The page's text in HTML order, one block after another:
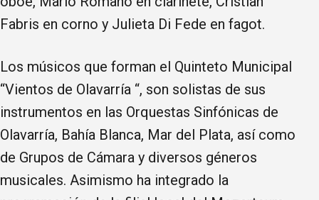
Fabris en corno y Julieta Di Fede en fagot.
Los músicos que forman el Quinteto Municipal
“Vientos de Olavarría “, son solistas de sus
instrumentos en las Orquestas Sinfónicas de
Olavarría, Bahía Blanca, Mar del Plata, así como
de Grupos de Cámara y diversos géneros
musicales. Asimismo ha integrado la